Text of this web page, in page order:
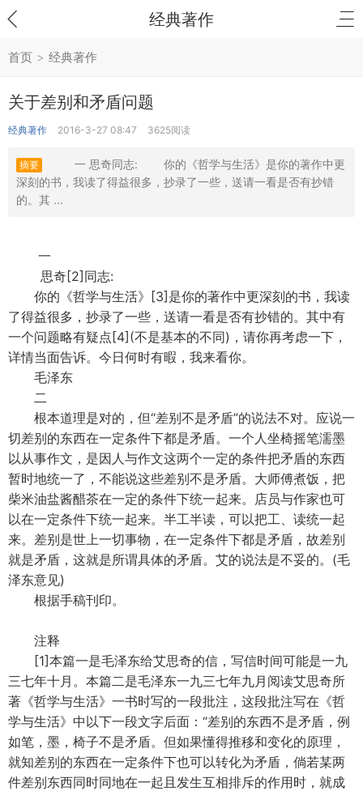
经典著作
首页 > 经典著作
关于差别和矛盾问题
经典著作 2016-3-27 08:47 3625阅读
摘要
一 思奇同志: 你的《哲学与生活》是你的著作中更
深刻的书，我读了得益很多，抄录了一些，送请一看是否有抄错
的。其 ...
一
思奇[2]同志:
你的《哲学与生活》[3]是你的著作中更深刻的书，我读
了得益很多，抄录了一些，送请一看是否有抄错的。其中有
一个问题略有疑点[4](不是基本的不同)，请你再考虑一下，
详情当面告诉。今日何时有暇，我来看你。
毛泽东
二
根本道理是对的，但“差别不是矛盾”的说法不对。应说一
切差别的东西在一定条件下都是矛盾。一个人坐椅摇笔濡墨
以从事作文，是因人与作文这两个一定的条件把矛盾的东西
暂时地统一了，不能说这些差别不是矛盾。大师傅煮饭，把
柴米油盐酱醋茶在一定的条件下统一起来。店员与作家也可
以在一定条件下统一起来。半工半读，可以把工、读统一起
来。差别是世上一切事物，在一定条件下都是矛盾，故差别
就是矛盾，这就是所谓具体的矛盾。艾的说法是不妥的。(毛
泽东意见)
根据手稿刊印。
注释
[1]本篇一是毛泽东给艾思奇的信，写信时间可能是一九
三七年十月。本篇二是毛泽东一九三七年九月阅读艾思奇所
著《哲学与生活》一书时写的一段批注，这段批注写在《哲
学与生活》中以下一段文字后面：“差别的东西不是矛盾，例
如笔，墨，椅子不是矛盾。但如果懂得推移和变化的原理，
就知差别的东西在一定条件下也可以转化为矛盾，倘若某两
件差别东西同时同地在一起且发生互相排斥的作用时，就成